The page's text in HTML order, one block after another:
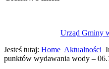
Urząd Gminy
Jesteś tutaj: Home Aktualności
punktów wydawania wody –